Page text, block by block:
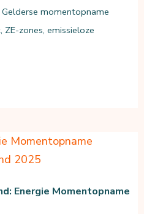
momentopname
zones, emissieloze
Energie Momentopname